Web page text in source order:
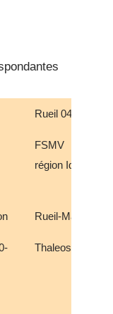
Rueil 04
FSMV
région IdF
Rueil-Malmaison
Thaleos 375w